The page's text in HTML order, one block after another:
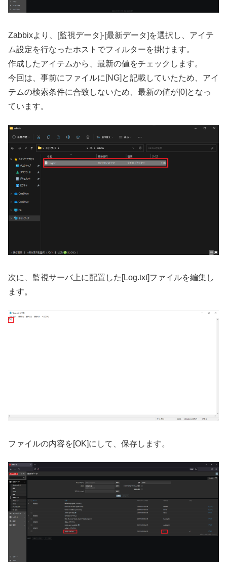
Zabbixより、[監視データ]-[最新データ]を選択し、アイテ
ム設定を行なったホストでフィルターを掛けます。
作成したアイテムから、最新の値をチェックします。
今回は、事前にファイルに[NG]と記載していたため、アイ
テムの検索条件に合致しないため、最新の値が[0]となっ
ています。
次に、監視サーバ上に配置した[Log.txt]ファイルを編集し
ます。
ファイルの内容を[OK]にして、保存します。